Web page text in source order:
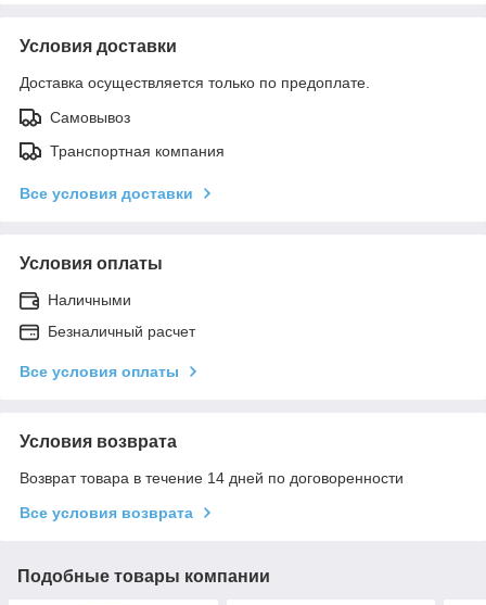
Условия доставки
Доставка осуществляется только по предоплате.
Самовывоз
Транспортная компания
Все условия доставки
Условия оплаты
Наличными
Безналичный расчет
Все условия оплаты
Условия возврата
Возврат товара в течение 14 дней по договоренности
Все условия возврата
Подобные товары компании